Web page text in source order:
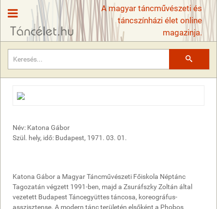
A magyar táncművészeti és
táncszínházi élet online
magazinja.
Név: Katona Gábor
Szül. hely, idő: Budapest, 1971. 03. 01.
Katona Gábor a Magyar Táncművészeti Főiskola Néptánc
Tagozatán végzett 1991-ben, majd a Zsuráfszky Zoltán által
vezetett Budapest Táncegyüttes táncosa, koreográfus-
asszisztense. A modern tánc területén elsőként a Phobos